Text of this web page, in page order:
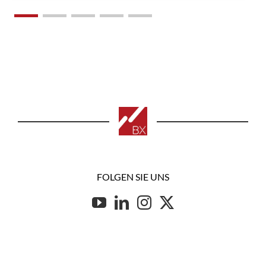
FOLGEN SIE UNS